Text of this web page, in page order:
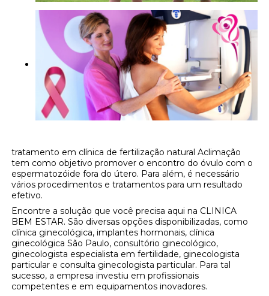
tratamento em clínica de fertilização natural Aclimação
tem como objetivo promover o encontro do óvulo com o
espermatozóide fora do útero. Para além, é necessário
vários procedimentos e tratamentos para um resultado
efetivo.
Encontre a solução que você precisa aqui na CLINICA
BEM ESTAR. São diversas opções disponibilizadas, como
clínica ginecológica, implantes hormonais, clínica
ginecológica São Paulo, consultório ginecológico,
ginecologista especialista em fertilidade, ginecologista
particular e consulta ginecologista particular. Para tal
sucesso, a empresa investiu em profissionais
competentes e em equipamentos inovadores.